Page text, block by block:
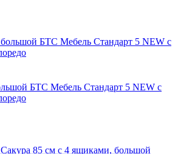
БТС Мебель Стандарт 5 NEW с